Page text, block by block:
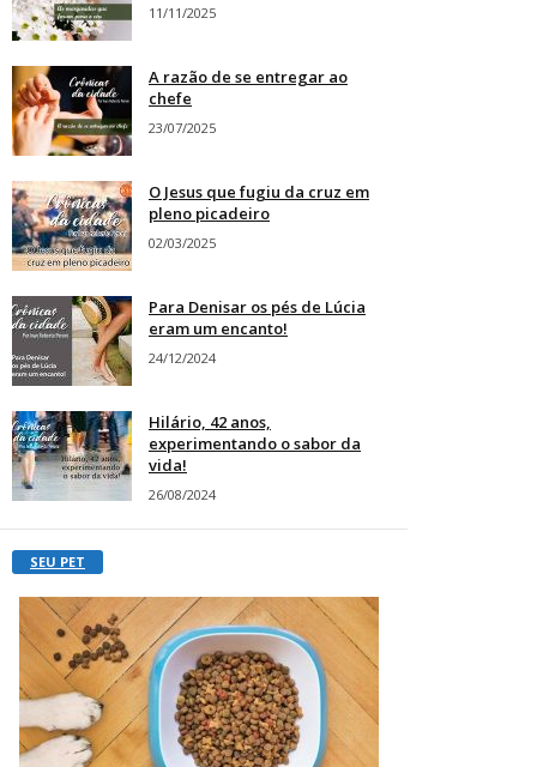
11/11/2025
A razão de se entregar ao
chefe
23/07/2025
O Jesus que fugiu da cruz em
pleno picadeiro
02/03/2025
Para Denisar os pés de Lúcia
eram um encanto!
24/12/2024
Hilário, 42 anos,
experimentando o sabor da
vida!
26/08/2024
SEU PET